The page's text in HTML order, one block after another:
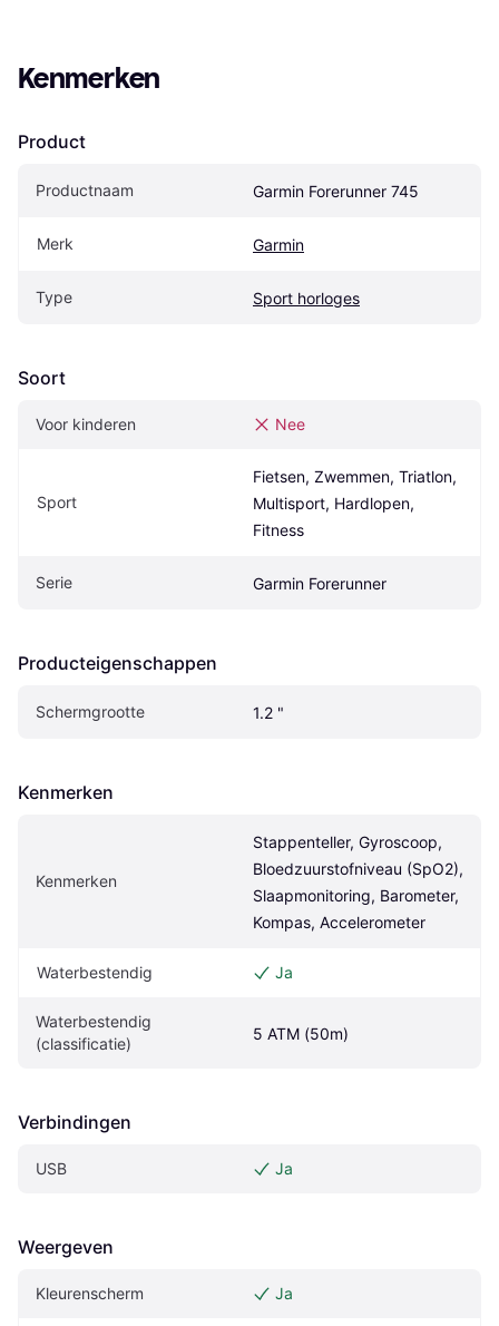
Kenmerken
Product
Productnaam Garmin Forerunner 745
Merk Garmin
Type Sport horloges
Soort
Voor kinderen Nee
Sport
Fietsen, Zwemmen, Triatlon,
Multisport, Hardlopen,
Fitness
Serie Garmin Forerunner
Producteigenschappen
Schermgrootte 1.2 "
Kenmerken
Kenmerken
Stappenteller, Gyroscoop,
Bloedzuurstofniveau (SpO2),
Slaapmonitoring, Barometer,
Kompas, Accelerometer
Waterbestendig Ja
Waterbestendig
(classificatie)
5 ATM (50m)
Verbindingen
USB Ja
Weergeven
Kleurenscherm Ja